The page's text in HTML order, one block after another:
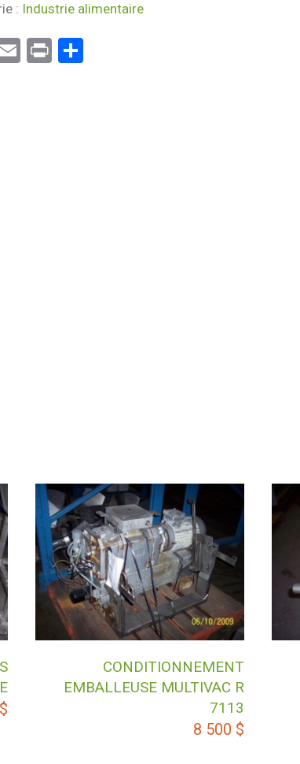
: Industrie alimentaire
Email
PrintPartager
$
CONDITIONNEMENT
EMBALLEUSE MULTIVAC R
7113
8 500 $